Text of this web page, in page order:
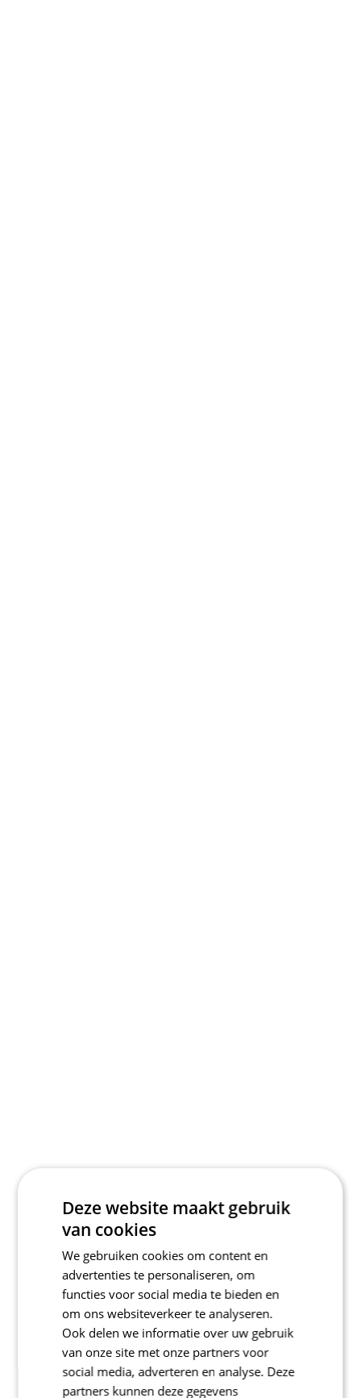
Deze website maakt gebruik
van cookies
We gebruiken cookies om content en
advertenties te personaliseren, om
functies voor social media te bieden en
om ons websiteverkeer te analyseren.
Ook delen we informatie over uw gebruik
van onze site met onze partners voor
social media, adverteren en analyse. Deze
partners kunnen deze gegevens